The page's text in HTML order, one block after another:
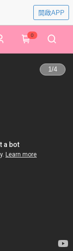
開啟APP
0
1/4